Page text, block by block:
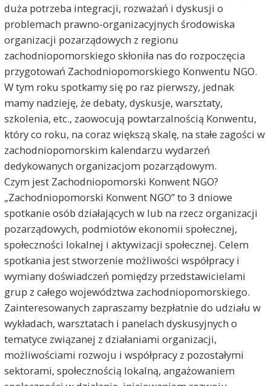
duża potrzeba integracji, rozważań i dyskusji o
problemach prawno-organizacyjnych środowiska
organizacji pozarządowych z regionu
zachodniopomorskiego skłoniła nas do rozpoczęcia
przygotowań Zachodniopomorskiego Konwentu NGO.
W tym roku spotkamy się po raz pierwszy, jednak
mamy nadzieję, że debaty, dyskusje, warsztaty,
szkolenia, etc., zaowocują powtarzalnością Konwentu,
który co roku, na coraz większą skalę, na stałe zagości w
zachodniopomorskim kalendarzu wydarzeń
dedykowanych organizacjom pozarządowym.
Czym jest Zachodniopomorski Konwent NGO?
„Zachodniopomorski Konwent NGO” to 3 dniowe
spotkanie osób działających w lub na rzecz organizacji
pozarządowych, podmiotów ekonomii społecznej,
społeczności lokalnej i aktywizacji społecznej. Celem
spotkania jest stworzenie możliwości współpracy i
wymiany doświadczeń pomiędzy przedstawicielami
grup z całego województwa zachodniopomorskiego.
Zainteresowanych zapraszamy bezpłatnie do udziału w
wykładach, warsztatach i panelach dyskusyjnych o
tematyce związanej z działaniami organizacji,
możliwościami rozwoju i współpracy z pozostałymi
sektorami, społecznością lokalną, angażowaniem